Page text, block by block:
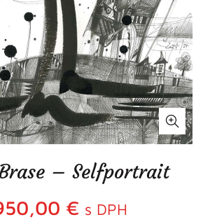
– Selfportrait
€ s DPH